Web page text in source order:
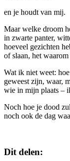
en je houdt van mij.
Maar welke droom
in zwarte panter,
hoeveel gezichten
of slaan, het waarom
Wat ik niet weet:
geweest zijn, waar,
wie in mijn plaats –
Noch hoe je dood
noch ook de dag
Dit delen: